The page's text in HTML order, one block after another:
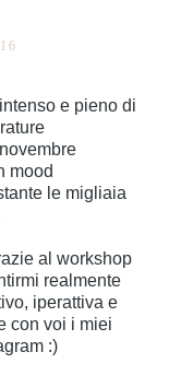
e pieno di
mood
le migliaia
al workshop
realmente
iperattiva e
con voi i miei
:)